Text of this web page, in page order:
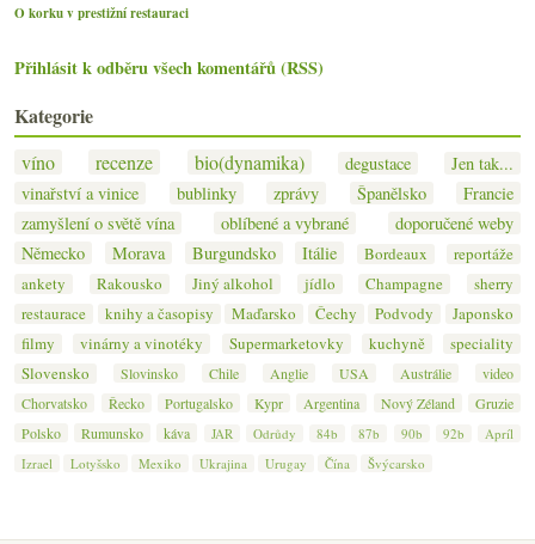
O korku v prestižní restauraci
Přihlásit k odběru všech komentářů (RSS)
Kategorie
víno recenze bio(dynamika) degustace
Jen tak...
vinařství a vinice
bublinky zprávy Španělsko
Francie
zamyšlení o světě vína
oblíbené a vybrané
doporučené weby
Německo
Morava Burgundsko Itálie Bordeaux
reportáže
ankety
Rakousko Jiný alkohol jídlo Champagne
sherry
restaurace
knihy a časopisy Maďarsko Čechy Podvody
Japonsko
filmy
vinárny a vinotéky Supermarketovky kuchyně
speciality
Slovensko
Slovinsko Chile Anglie USA Austrálie
video
Chorvatsko
Řecko Portugalsko Kypr Argentina Nový Zéland
Gruzie
Polsko
Rumunsko káva JAR Odrůdy 84b 87b 90b 92b
Apríl
Izrael
Lotyšsko Mexiko Ukrajina Urugay Čína Švýcarsko